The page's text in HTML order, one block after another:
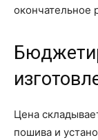
окончательное
Цена
пошива и